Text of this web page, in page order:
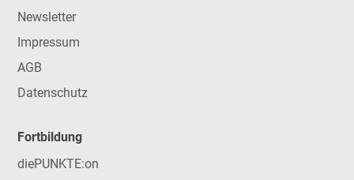
Newsletter
Impressum
AGB
Datenschutz
Fortbildung
diePUNKTE:on